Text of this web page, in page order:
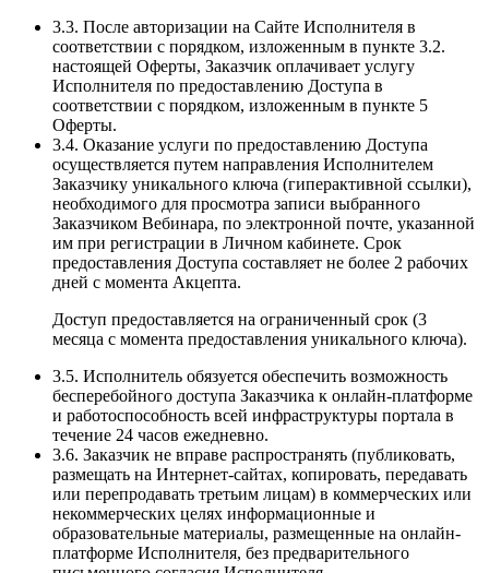
3.3. После авторизации на Сайте Исполнителя в
соответствии с порядком, изложенным в пункте 3.2.
настоящей Оферты, Заказчик оплачивает услугу
Исполнителя по предоставлению Доступа в
соответствии с порядком, изложенным в пункте 5
Оферты.
3.4. Оказание услуги по предоставлению Доступа
осуществляется путем направления Исполнителем
Заказчику уникального ключа (гиперактивной ссылки),
необходимого для просмотра записи выбранного
Заказчиком Вебинара, по электронной почте, указанной
им при регистрации в Личном кабинете. Срок
предоставления Доступа составляет не более 2 рабочих
дней с момента Акцепта.
Доступ предоставляется на ограниченный срок (3
месяца с момента предоставления уникального ключа).
3.5. Исполнитель обязуется обеспечить возможность
бесперебойного доступа Заказчика к онлайн-платформе
и работоспособность всей инфраструктуры портала в
течение 24 часов ежедневно.
3.6. Заказчик не вправе распространять (публиковать,
размещать на Интернет-сайтах, копировать, передавать
или перепродавать третьим лицам) в коммерческих или
некоммерческих целях информационные и
образовательные материалы, размещенные на онлайн-
платформе Исполнителя, без предварительного